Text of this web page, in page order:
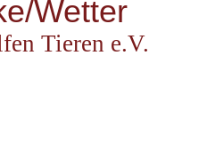
Wetter
Tieren e.V.